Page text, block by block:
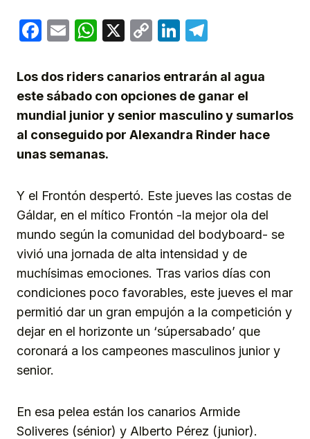
Facebook
EmailWhatsApp
X
CopyLinkedIn
Los dos riders canarios entrarán al agua
este sábado con opciones de ganar el
mundial junior y senior masculino y sumarlos
al conseguido por Alexandra Rinder hace
unas semanas.
Y el Frontón despertó. Este jueves las costas de
Gáldar, en el mítico Frontón -la mejor ola del
mundo según la comunidad del bodyboard- se
vivió una jornada de alta intensidad y de
muchísimas emociones. Tras varios días con
condiciones poco favorables, este jueves el mar
permitió dar un gran empujón a la competición y
dejar en el horizonte un ‘súpersabado’ que
coronará a los campeones masculinos junior y
senior.
En esa pelea están los canarios Armide
Soliveres (sénior) y Alberto Pérez (junior).